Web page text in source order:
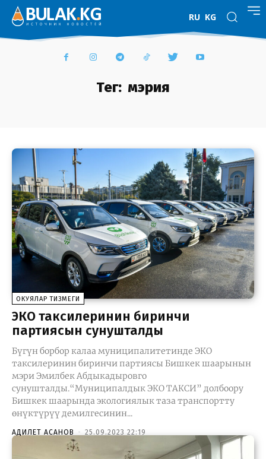
RU KG
Тег: мэрия
ОКУЯЛАР ТИЗМЕГИ
ЭКО таксилеринин биринчи
партиясын сунушталды
Бүгүн борбор калаа муниципалитетинде ЭКО
таксилеринин биринчи партиясы Бишкек шаарынын
мэри Эмилбек Абдыкадыровго
сунушталды.“Муниципалдык ЭКО ТАКСИ” долбоору
Бишкек шаарында экологиялык таза транспортту
өнүктүрүү демилгесинин...
АДИЛЕТ АСАНОВ - 25.09.2023 22:19